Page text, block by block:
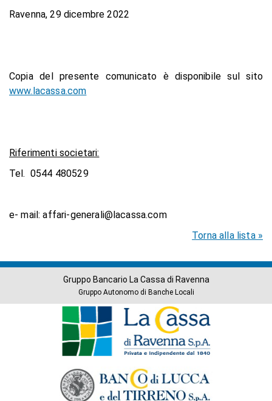
Ravenna, 29 dicembre 2022
Copia del presente comunicato è disponibile sul sito
www.lacassa.com
Riferimenti societari:
Tel. 0544 480529
e- mail: affari-generali@lacassa.com
Torna alla lista »
Gruppo Bancario La Cassa di Ravenna
Gruppo Autonomo di Banche Locali